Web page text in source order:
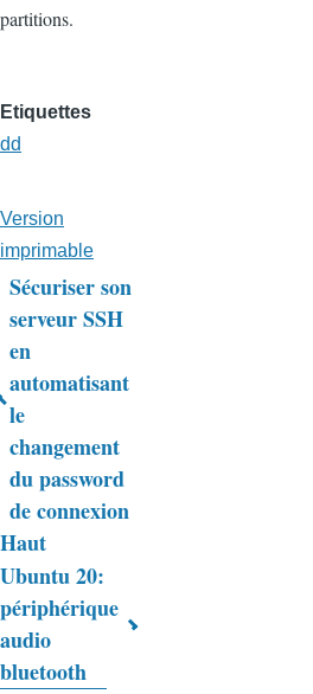
partitions.
Etiquettes
dd
Version
imprimable
Liens
transversaux
de
livre
pour
Trucs
&
Astuces
Sécuriser son
serveur SSH
en
automatisant
le
changement
du password
de connexion
Haut
Ubuntu 20:
périphérique
audio
bluetooth